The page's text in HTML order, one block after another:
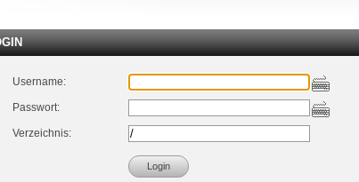
Username:
Passwort:
Verzeichnis: